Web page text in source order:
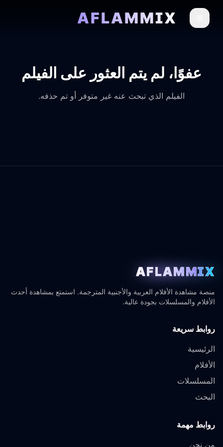
AFLAMMIX
عفوًا، لم يتم العثور على الفيلم
الفيلم الذي تبحث عنه غير متوفر أو تم حذفه.
AFLAMMIX
منصة مشاهدة الأفلام العربية والأجنبية المترجمة. استمتع بمشاهدة أحدث
الأفلام والمسلسلات بجودة عالية.
روابط سريعة
الرئيسية
الأفلام
المسلسلات
البحث
روابط مهمة
من نحن